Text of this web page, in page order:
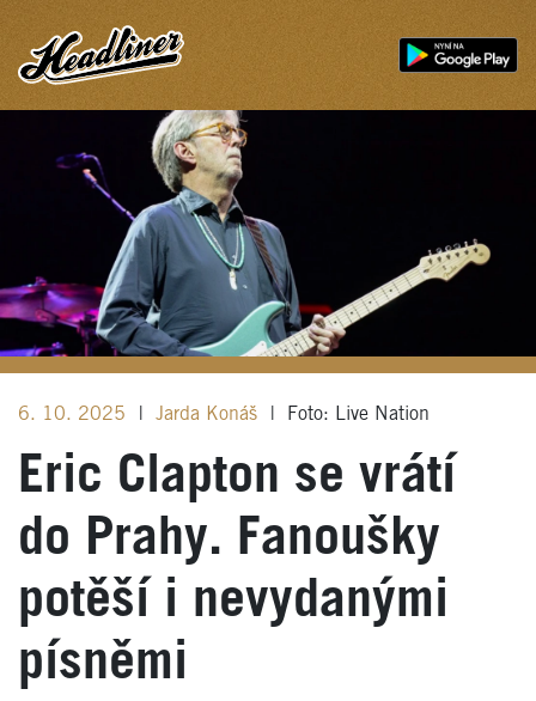
6. 10. 2025 Jarda Konáš Foto: Live Nation
Eric Clapton se vrátí
do Prahy. Fanoušky
potěší i nevydanými
písněmi